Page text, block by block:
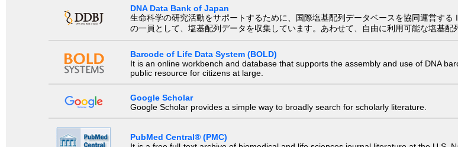
DNA Data Bank of Japan
生命科学の研究活動をサポートするために、国際塩基配列データベースを協同運営す
の一員として、塩基配列データを収集しています。あわせて、自由に利用可能な塩基配
Barcode of Life Data System (BOLD)
It is an online workbench and database that supports the assembly and use of DNA
public resource for citizens at large.
Google Scholar
Google Scholar provides a simple way to broadly search for scholarly literature.
PubMed Central® (PMC)